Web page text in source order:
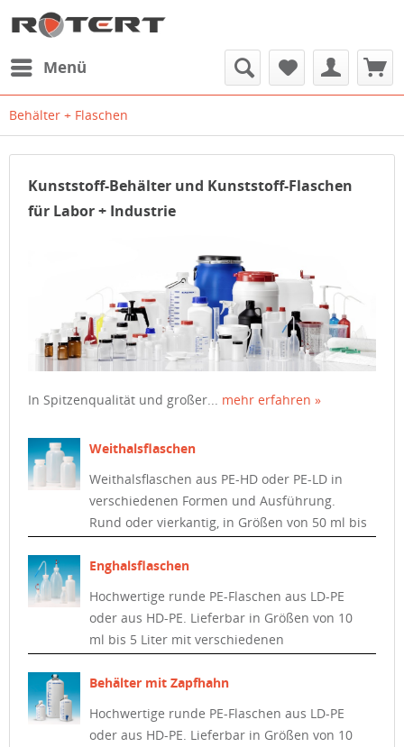
Menü
Behälter + Flaschen
Kunststoff-Behälter und Kunststoff-Flaschen
für Labor + Industrie
In Spitzenqualität und großer... mehr erfahren »
Weithalsflaschen
Weithalsflaschen aus PE-HD oder PE-LD in
verschiedenen Formen und Ausführung.
Rund oder vierkantig, in Größen von 50 ml bis
Enghalsflaschen
Hochwertige runde PE-Flaschen aus LD-PE
oder aus HD-PE. Lieferbar in Größen von 10
ml bis 5 Liter mit verschiedenen
Behälter mit Zapfhahn
Hochwertige runde PE-Flaschen aus LD-PE
oder aus HD-PE. Lieferbar in Größen von 10